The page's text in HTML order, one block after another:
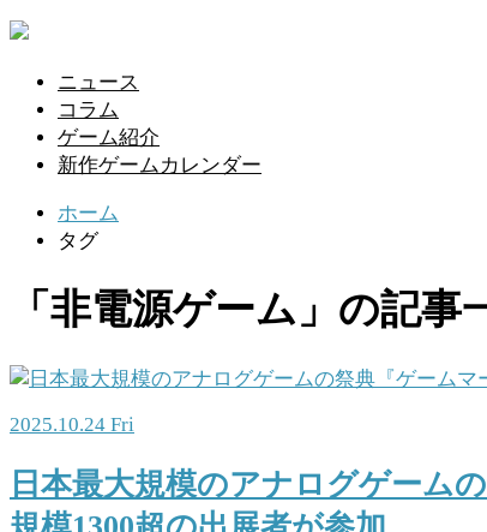
ニュース
コラム
ゲーム紹介
新作ゲームカレンダー
ホーム
タグ
「非電源ゲーム」の記事
2025.10.24 Fri
日本最大規模のアナログゲーム